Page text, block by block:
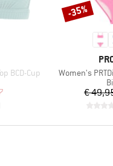
BCD-Cup
prijs
Artikel
Women's
€
Korting
-35%